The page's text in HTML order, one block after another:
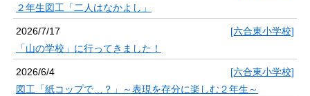
２年生図工「二人はなかよし」
2026/7/17
[六合東小学校]
「山の学校」に行ってきました！
2026/6/4
[六合東小学校]
図工「紙コップで…？」～表現を存分に楽しむ２年生～